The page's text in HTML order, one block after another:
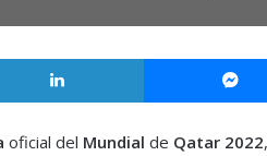
LinkedIn
oficial del Mundial de Qatar 2022,